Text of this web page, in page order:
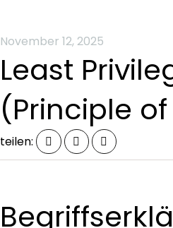
November 12, 2025
Least
(Principle of
teilen: